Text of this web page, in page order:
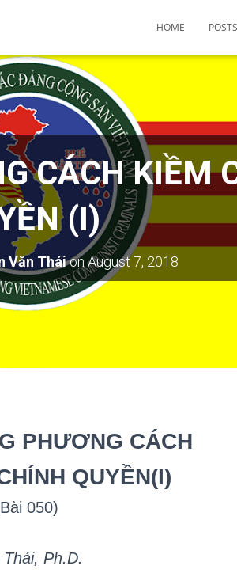
HOME POSTS
CÁCH KIỀM
(I)
Văn TháionAugust 7, 2018
PHƯƠNG CÁCH
QUYỀN(I)
050)
Ph.D.